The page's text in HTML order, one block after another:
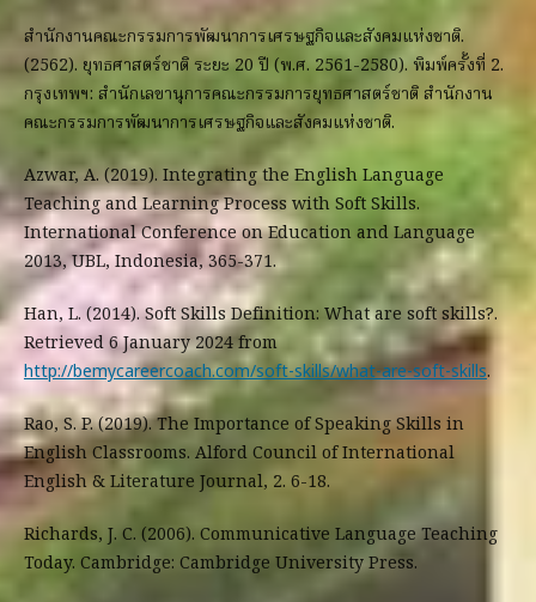
สำนักงานคณะกรรมการพัฒนาการเศรษฐกิจและสังคมแห่งชาติ.
(2562). ยุทธศาสตร์ชาติ ระยะ 20 ปี (พ.ศ. 2561-2580). พิมพ์ครั้งที่ 2.
กรุงเทพฯ: สำนักเลขานุการคณะกรรมการยุทธศาสตร์ชาติ สำนักงาน
คณะกรรมการพัฒนาการเศรษฐกิจและสังคมแห่งชาติ.
Azwar, A. (2019). Integrating the English Language
Teaching and Learning Process with Soft Skills.
International Conference on Education and Language
2013, UBL, Indonesia, 365-371.
Han, L. (2014). Soft Skills Definition: What are soft skills?.
Retrieved 6 January 2024 from
http://bemycareercoach.com/soft-skills/what-are-soft-skills.
Rao, S. P. (2019). The Importance of Speaking Skills in
English Classrooms. Alford Council of International
English & Literature Journal, 2. 6-18.
Richards, J. C. (2006). Communicative Language Teaching
Today. Cambridge: Cambridge University Press.